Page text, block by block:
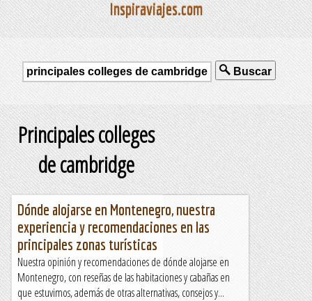
Inspiraviajes.com
Buscar
Principales colleges
de cambridge
Dónde alojarse en Montenegro, nuestra
experiencia y recomendaciones en las
principales zonas turísticas
Nuestra opinión y recomendaciones de dónde alojarse en
Montenegro, con reseñas de las habitaciones y cabañas en
que estuvimos, además de otras alternativas, consejos y...